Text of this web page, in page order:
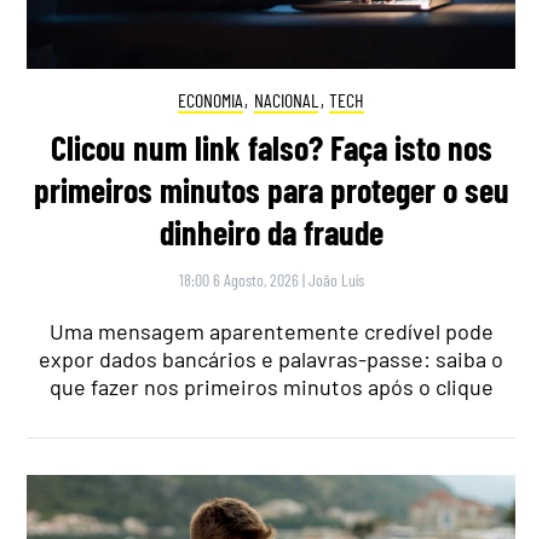
ECONOMIA, NACIONAL , TECH
Clicou num link falso? Faça isto nos
primeiros minutos para proteger o seu
dinheiro da fraude
18:00 6 Agosto, 2026 |João Luís
Uma mensagem aparentemente credível pode
expor dados bancários e palavras-passe: saiba o
que fazer nos primeiros minutos após o clique